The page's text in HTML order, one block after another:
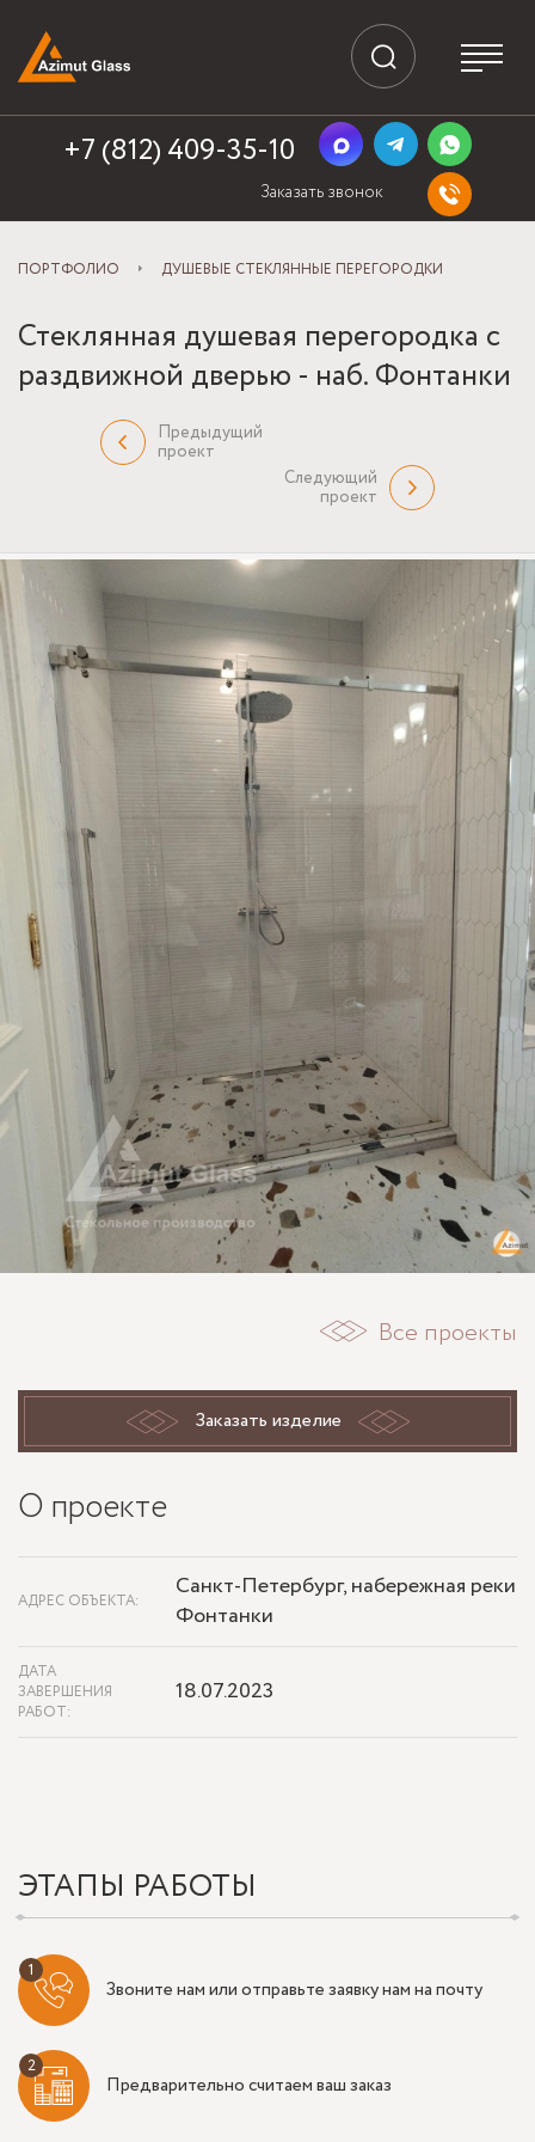
+7 (812) 409-35-10
Заказать звонок
ПОРТФОЛИО ДУШЕВЫЕ СТЕКЛЯННЫЕ ПЕРЕГОРОДКИ
Стеклянная душевая перегородка с
раздвижной дверью - наб. Фонтанки
Предыдущий
проект
Следующий
проект
Все проекты
Заказать изделие
О проекте
АДРЕС ОБЪЕКТА:
Санкт-Петербург, набережная реки
Фонтанки
ДАТА
ЗАВЕРШЕНИЯ
РАБОТ:
18.07.2023
ЭТАПЫ РАБОТЫ
Звоните нам или отправьте заявку нам на почту
Предварительно считаем ваш заказ